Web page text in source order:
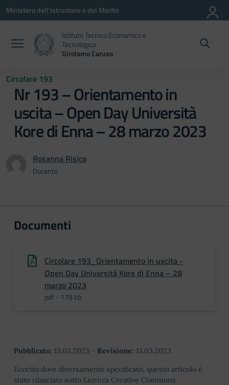
Vai ai contenuti
Vai al menu di navigazione
Vai al footer
Ministero dell'Istruzione e del Merito
Istituto Tecnico Economico e
Tecnologico
Girolamo Caruso
Circolare 193
Nr 193 – Orientamento in
uscita – Open Day Università
Kore di Enna – 28 marzo 2023
Rosanna Risico
Docente
Documenti
Circolare 193_Orientamento in uscita -
Open Day Università Kore di Enna – 28
marzo 2023
pdf - 178 kb
Pubblicato: 13.03.2023 - Revisione: 13.03.2023
Eccetto dove diversamente specificato, questo articolo è
stato rilasciato sotto Licenza Creative Commons